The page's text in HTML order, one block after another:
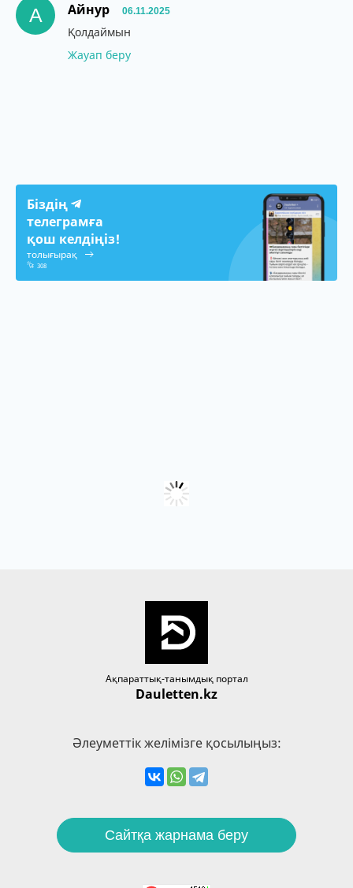
А Айнур 06.11.2025
Қолдаймын
Жауап беру
Біздің
телеграмға
қош келдіңіз!
толығырақ
308
Ақпараттық-танымдық портал
Dauletten.kz
Әлеуметтік желімізге қосылыңыз:
Сайтқа жарнама беру